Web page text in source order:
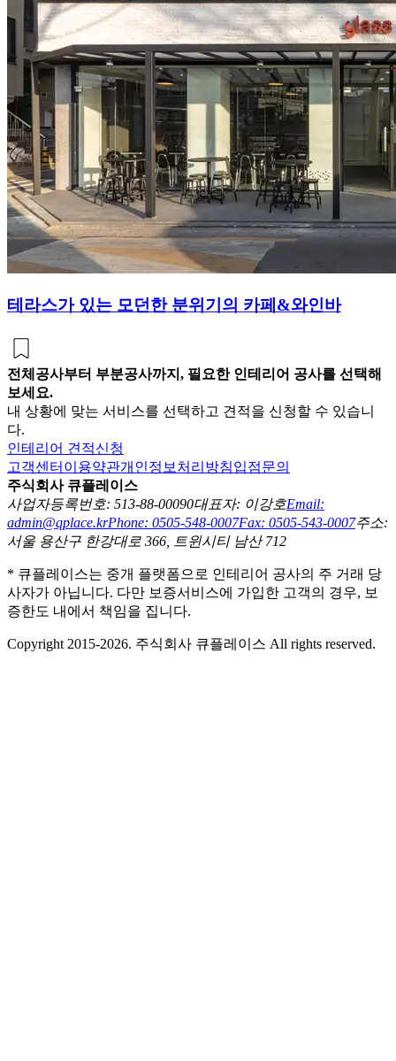
테라스가 있는 모던한 분위기의 카페&와인바
전체공사부터 부분공사까지, 필요한 인테리어 공사를 선택해
보세요.
내 상황에 맞는 서비스를 선택하고 견적을 신청할 수 있습니
다.
인테리어 견적신청
고객센터 이용약관개인정보처리방침입점문의
주식회사 큐플레이스
사업자등록번호: 513-88-00090대표자: 이강호Email:
admin@qplace.krPhone: 0505-548-0007Fax: 0505-543-0007주소:
서울 용산구 한강대로 366, 트윈시티 남산 712
* 큐플레이스는 중개 플랫폼으로 인테리어 공사의 주 거래 당
사자가 아닙니다. 다만 보증서비스에 가입한 고객의 경우, 보
증한도 내에서 책임을 집니다.
Copyright 2015-2026. 주식회사 큐플레이스 All rights reserved.